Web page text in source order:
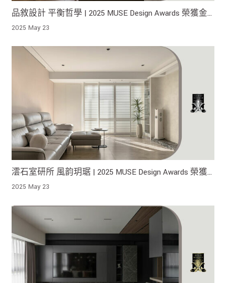
品敘設計 平衡哲學 | 2025 MUSE Design Awards 榮獲金
獎！
2025 May 23
澐石室研所 風韵玥琚 | 2025 MUSE Design Awards 榮獲
銀獎！
2025 May 23